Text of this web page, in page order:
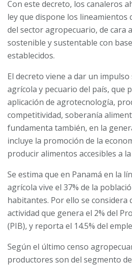
Con este decreto, los canaleros
ley que dispone los lineamientos
del sector agropecuario, de cara
sostenible y sustentable con
establecidos.
El decreto viene a dar un
agrícola y pecuario del país, que
aplicación de agrotecnología,
competitividad, soberanía
fundamenta también, en la
incluye la promoción de la
producir alimentos accesibles a
Se estima que en Panamá en la
agrícola vive el 37% de la
habitantes. Por ello se considera
actividad que genera el 2% del
(PIB), y reporta el 14.5% del
Según el último censo
productores son del segmento